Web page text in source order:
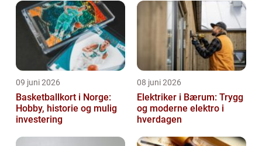
09 juni 2026
Basketballkort i Norge:
Hobby, historie og mulig
investering
08 juni 2026
Elektriker i Bærum: Trygg
og moderne elektro i
hverdagen